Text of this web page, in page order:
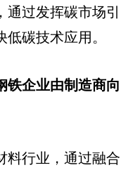
过发挥碳市场引
碳技术应用。
铁企业由制造商向
料行业，通过融合